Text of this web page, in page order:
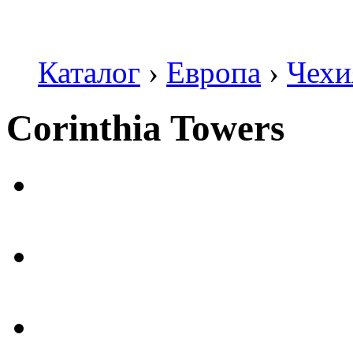
Каталог › Европа ›
Corinthia Towers